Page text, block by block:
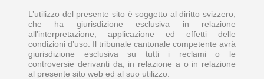
L’utilizzo del presente sito è soggetto al diritto svizzero,
che ha giurisdizione esclusiva in relazione
all’interpretazione, applicazione ed effetti delle
condizioni d’uso. Il tribunale cantonale competente avrà
giurisdizione esclusiva su tutti i reclami o le
controversie derivanti da, in relazione a o in relazione
al presente sito web ed al suo utilizzo.